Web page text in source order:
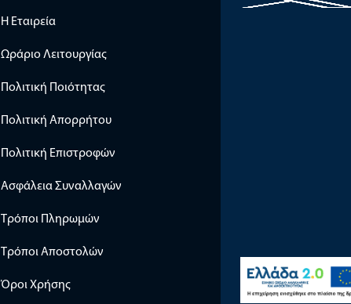
Η Εταιρεία
Ωράριο Λειτουργίας
Πολιτική Ποιότητας
Πολιτική Απορρήτου
Πολιτική Επιστροφών
Ασφάλεια Συναλλαγών
Τρόποι Πληρωμών
Τρόποι Αποστολών
Όροι Χρήσης
Web